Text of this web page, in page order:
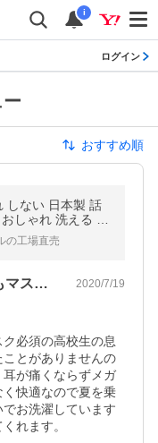
i
ログイン
おすすめ順
しない 日本製 話
しゃれ 洗える 吸
ックオフィストー
の工場直売
蒸し暑い季節、マスク嫌い、でもマスク必… 2020/7/19
必須の高校生の息
とがありませんの
が痛くならずメガ
快適なので夏を乗
お洗濯しています
れます。